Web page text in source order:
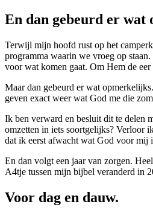
En dan gebeurd er wat
Terwijl mijn hoofd rust op het
programma waarin we vroeg op
voor wat komen gaat. Om Hem de
Maar dan gebeurd er wat
geven exact weer wat God me die
Ik ben verward en besluit dit te delen
omzetten in iets soortgelijks? Verloor
dat ik eerst afwacht wat God voor mij
En dan volgt een jaar van zorgen.
A4tje tussen mijn bijbel veranderd in
Voor dag en dauw.